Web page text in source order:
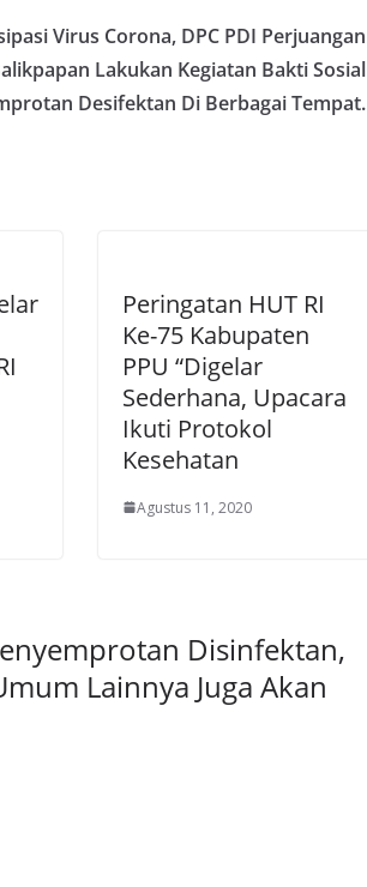
Virus Corona, DPC PDI Perjuangan
Lakukan Kegiatan Bakti Sosial
Desifektan Di Berbagai Tempat.
Peringatan HUT RI
Ke-75 Kabupaten
PPU “Digelar
Sederhana, Upacara
Ikuti Protokol
Kesehatan
Agustus 11, 2020
Disinfektan,
Lainnya Juga Akan